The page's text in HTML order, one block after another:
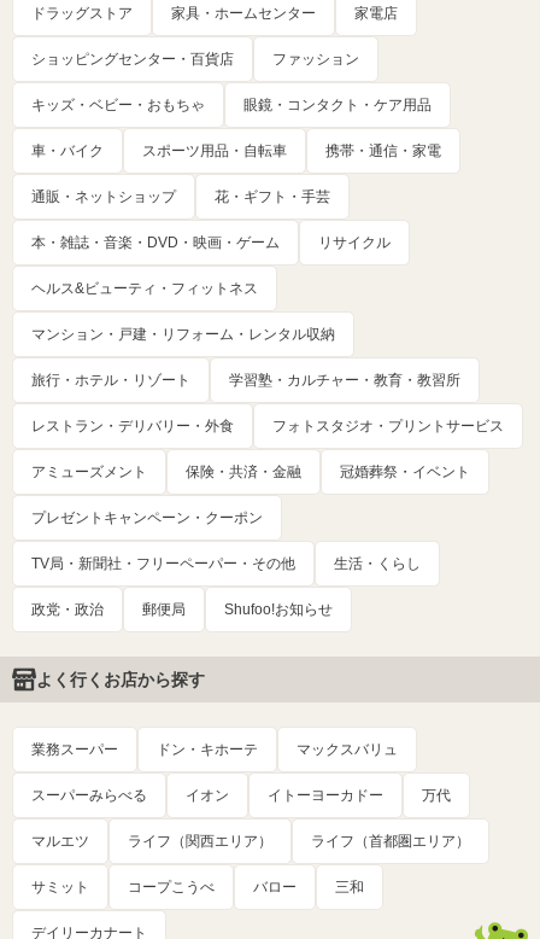
ドラッグストア 家具・ホームセンター 家電店
ショッピングセンター・百貨店 ファッション
キッズ・ベビー・おもちゃ 眼鏡・コンタクト・ケア用品
車・バイク スポーツ用品・自転車 携帯・通信・家電
通販・ネットショップ 花・ギフト・手芸
本・雑誌・音楽・DVD・映画・ゲーム リサイクル
ヘルス&ビューティ・フィットネス
マンション・戸建・リフォーム・レンタル収納
旅行・ホテル・リゾート 学習塾・カルチャー・教育・教習所
レストラン・デリバリー・外食 フォトスタジオ・プリントサービス
アミューズメント 保険・共済・金融 冠婚葬祭・イベント
プレゼントキャンペーン・クーポン
TV局・新聞社・フリーペーパー・その他 生活・くらし
政党・政治 郵便局 Shufoo!お知らせ
よく行くお店から探す
業務スーパー ドン・キホーテ マックスバリュ
スーパーみらべる イオン イトーヨーカドー 万代
マルエツ ライフ（関西エリア） ライフ（首都圏エリア）
サミット コープこうべ バロー 三和
デイリーカナート